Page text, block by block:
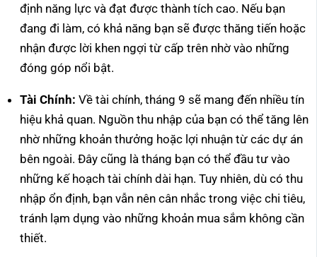
định năng lực và đạt được thành tích cao. Nếu bạn
đang đi làm, có khả năng bạn sẽ được thăng tiến hoặc
nhận được lời khen ngợi từ cấp trên nhờ vào những
đóng góp nổi bật.
Tài Chính: Về tài chính, tháng 9 sẽ mang đến nhiều tín
hiệu khả quan. Nguồn thu nhập của bạn có thể tăng lên
nhờ những khoản thưởng hoặc lợi nhuận từ các dự án
bên ngoài. Đây cũng là tháng bạn có thể đầu tư vào
những kế hoạch tài chính dài hạn. Tuy nhiên, dù có thu
nhập ổn định, bạn vẫn nên cân nhắc trong việc chi tiêu,
tránh lạm dụng vào những khoản mua sắm không cần
thiết.